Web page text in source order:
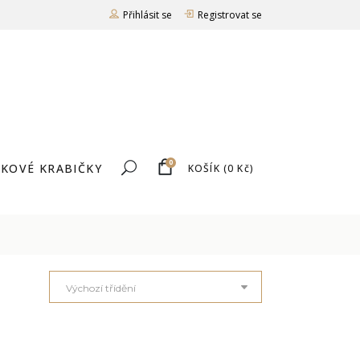
Přihlásit se Registrovat se
KRABIČKY 0 KOŠÍK (0Kč)
Výchozí třídění